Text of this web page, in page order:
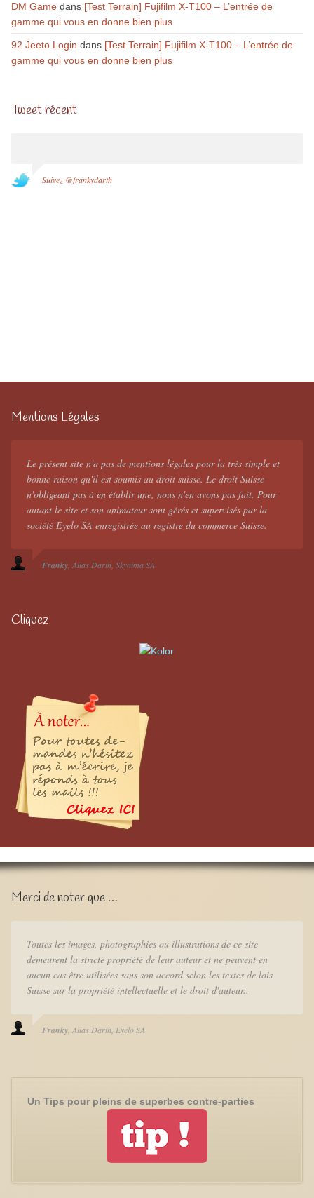
DM Gamedans [Test Terrain] Fujifilm X-T100 – L’entrée de
gamme qui vous en donne bien plus
92 Jeeto Login dans [Test Terrain] Fujifilm X-T100 – L’entrée de
gamme qui vous en donne bien plus
Tweet récent
Suivez @frankydarth
Mentions Légales
Le présent site n'a pas de mentions légales pour la très simple et
bonne raison qu'il est soumis au droit suisse. Le droit Suisse
n'obligeant pas à en établir une, nous n'en avons pas fait. Pour
autant le site et son animateur sont gérés et supervisés par la
société Eyelo SA enregistrée au registre du commerce Suisse.
Franky Alias Darth Skynima SA
Cliquez
Merci de noter que …
Toutes les images, photographies ou illustrations de ce site
demeurent la stricte propriété de leur auteur et ne peuvent en
aucun cas être utilisées sans son accord selon les textes de lois
Suisse sur la propriété intellectuelle et le droit d'auteur..
Franky Alias Darth Eyelo SA
Un Tips pour pleins de superbes contre-parties